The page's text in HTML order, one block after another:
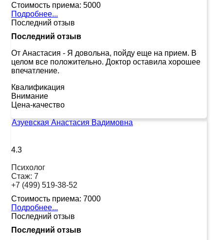
Стоимость приема: 5000
Подробнее...
Последний отзыв
Последний отзыв
От Анастасия - Я довольна, пойду еще на прием. В
целом все положительно. Доктор оставила хорошее
впечатление.
Квалификация
Внимание
Цена-качество
Азуевская Анастасия Вадимовна
4.3
Психолог
Стаж: 7
+7 (499) 519-38-52
Стоимость приема: 7000
Подробнее...
Последний отзыв
Последний отзыв